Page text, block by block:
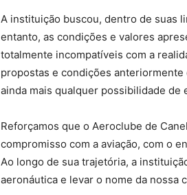
A instituição buscou, dentro de suas
entanto, as condições e valores
totalmente incompatíveis com a
propostas e condições
ainda mais qualquer possibilidade de
Reforçamos que o Aeroclube de
compromisso com a aviação, com o
Ao longo de sua trajetória, a
aeronáutica e levar o nome da nossa